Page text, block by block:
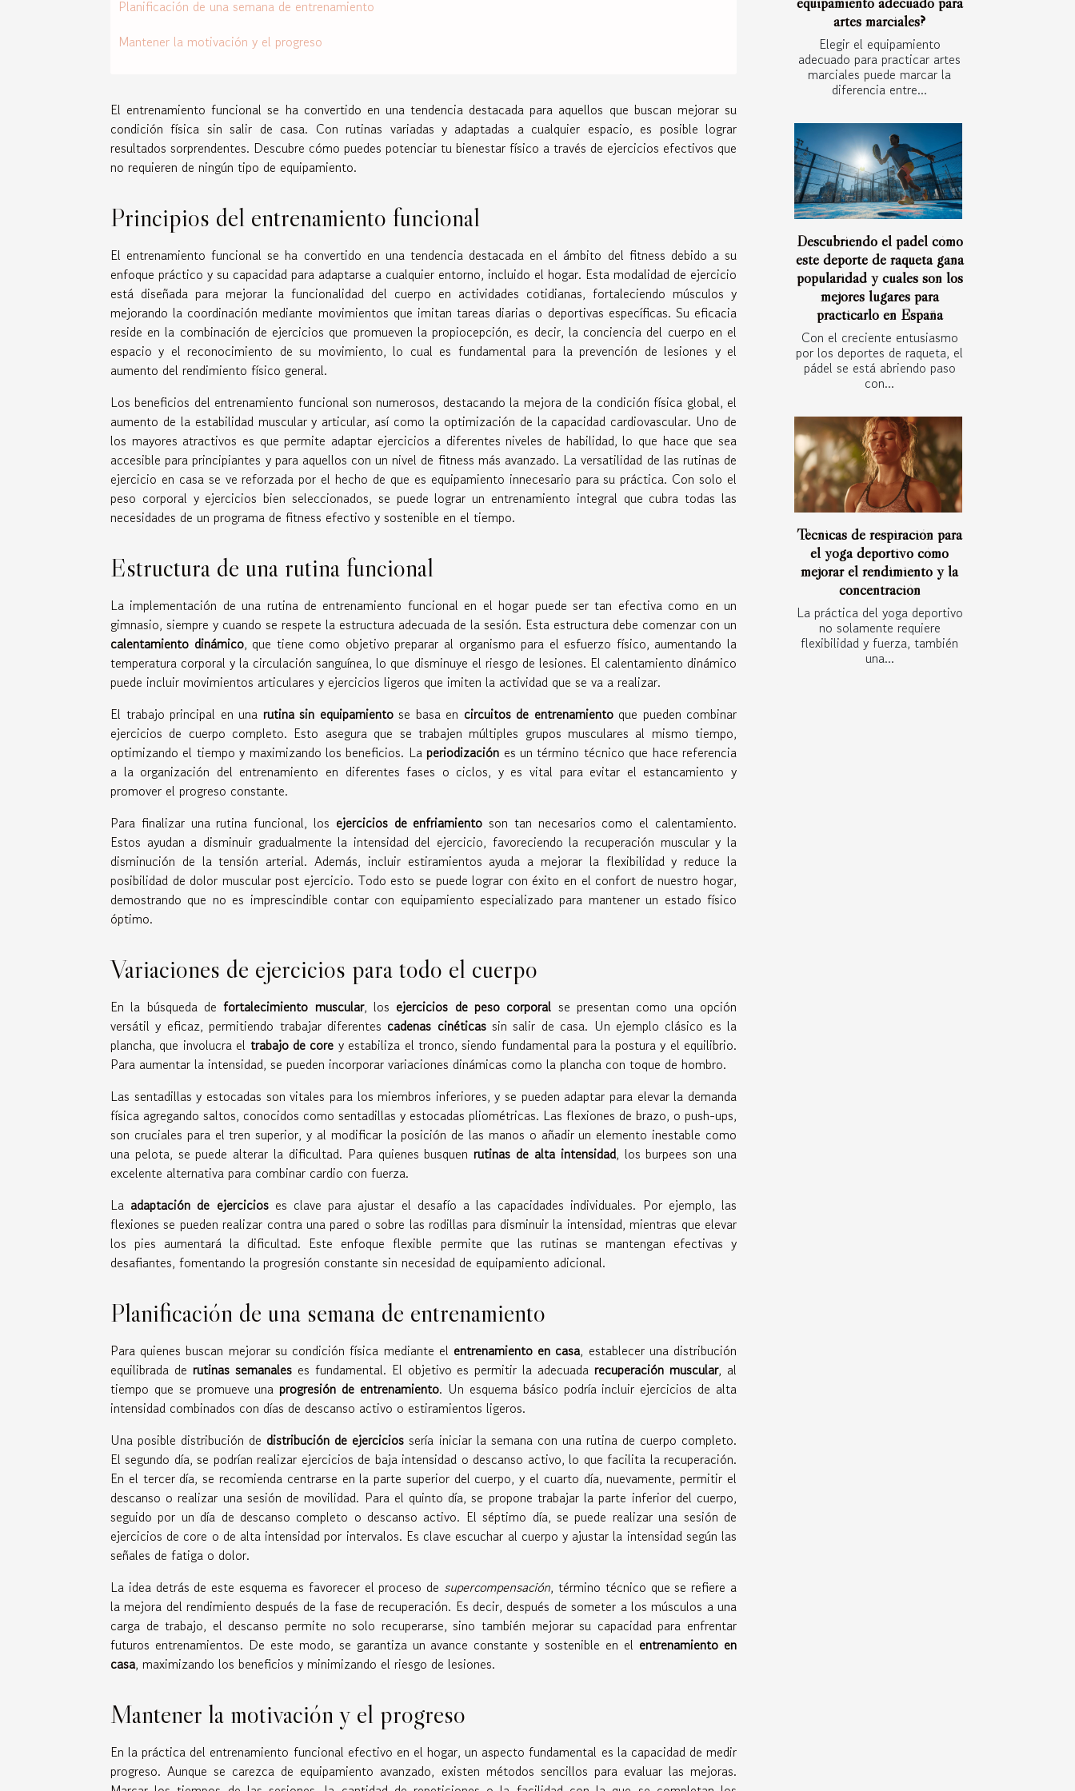
Planificación de una semana de entrenamiento
Mantener la motivación y el progreso
El entrenamiento funcional se ha convertido en una tendencia destacada para aquellos que buscan mejorar su
condición física sin salir de casa. Con rutinas variadas y adaptadas a cualquier espacio, es posible lograr
resultados sorprendentes. Descubre cómo puedes potenciar tu bienestar físico a través de ejercicios efectivos que
no requieren de ningún tipo de equipamiento.
Principios del entrenamiento funcional
El entrenamiento funcional se ha convertido en una tendencia destacada en el ámbito del fitness debido a su
enfoque práctico y su capacidad para adaptarse a cualquier entorno, incluido el hogar. Esta modalidad de ejercicio
está diseñada para mejorar la funcionalidad del cuerpo en actividades cotidianas, fortaleciendo músculos y
mejorando la coordinación mediante movimientos que imitan tareas diarias o deportivas específicas. Su eficacia
reside en la combinación de ejercicios que promueven la propiocepción, es decir, la conciencia del cuerpo en el
espacio y el reconocimiento de su movimiento, lo cual es fundamental para la prevención de lesiones y el
aumento del rendimiento físico general.
Los beneficios del entrenamiento funcional son numerosos, destacando la mejora de la condición física global, el
aumento de la estabilidad muscular y articular, así como la optimización de la capacidad cardiovascular. Uno de
los mayores atractivos es que permite adaptar ejercicios a diferentes niveles de habilidad, lo que hace que sea
accesible para principiantes y para aquellos con un nivel de fitness más avanzado. La versatilidad de las rutinas de
ejercicio en casa se ve reforzada por el hecho de que es equipamiento innecesario para su práctica. Con solo el
peso corporal y ejercicios bien seleccionados, se puede lograr un entrenamiento integral que cubra todas las
necesidades de un programa de fitness efectivo y sostenible en el tiempo.
Estructura de una rutina funcional
La implementación de una rutina de entrenamiento funcional en el hogar puede ser tan efectiva como en un
gimnasio, siempre y cuando se respete la estructura adecuada de la sesión. Esta estructura debe comenzar con un
calentamiento dinámico, que tiene como objetivo preparar al organismo para el esfuerzo físico, aumentando la
temperatura corporal y la circulación sanguínea, lo que disminuye el riesgo de lesiones. El calentamiento dinámico
puede incluir movimientos articulares y ejercicios ligeros que imiten la actividad que se va a realizar.
El trabajo principal en una rutina sin equipamientose basa en circuitos de entrenamientoque pueden combinar
ejercicios de cuerpo completo. Esto asegura que se trabajen múltiples grupos musculares al mismo tiempo,
optimizando el tiempo y maximizando los beneficios. La periodización es un término técnico que hace referencia
a la organización del entrenamiento en diferentes fases o ciclos, y es vital para evitar el estancamiento y
promover el progreso constante.
Para finalizar una rutina funcional, los ejercicios de enfriamiento son tan necesarios como el calentamiento.
Estos ayudan a disminuir gradualmente la intensidad del ejercicio, favoreciendo la recuperación muscular y la
disminución de la tensión arterial. Además, incluir estiramientos ayuda a mejorar la flexibilidad y reduce la
posibilidad de dolor muscular post ejercicio. Todo esto se puede lograr con éxito en el confort de nuestro hogar,
demostrando que no es imprescindible contar con equipamiento especializado para mantener un estado físico
óptimo.
Variaciones de ejercicios para todo el cuerpo
En la búsqueda defortalecimiento muscular, los ejercicios de peso corporal se presentan como una opción
versátil y eficaz, permitiendo trabajar diferentes cadenas cinéticassin salir de casa. Un ejemplo clásico es la
plancha, que involucra el trabajo de core y estabiliza el tronco, siendo fundamental para la postura y el equilibrio.
Para aumentar la intensidad, se pueden incorporar variaciones dinámicas como la plancha con toque de hombro.
Las sentadillas y estocadas son vitales para los miembros inferiores, y se pueden adaptar para elevar la demanda
física agregando saltos, conocidos como sentadillas y estocadas pliométricas. Las flexiones de brazo, o push-ups,
son cruciales para el tren superior, y al modificar la posición de las manos o añadir un elemento inestable como
una pelota, se puede alterar la dificultad. Para quienes busquen rutinas de alta intensidad, los burpees son una
excelente alternativa para combinar cardio con fuerza.
La adaptación de ejercicioses clave para ajustar el desafío a las capacidades individuales. Por ejemplo, las
flexiones se pueden realizar contra una pared o sobre las rodillas para disminuir la intensidad, mientras que elevar
los pies aumentará la dificultad. Este enfoque flexible permite que las rutinas se mantengan efectivas y
desafiantes, fomentando la progresión constante sin necesidad de equipamiento adicional.
Planificación de una semana de entrenamiento
Para quienes buscan mejorar su condición física mediante el entrenamiento en casa, establecer una distribución
equilibrada de rutinas semanaleses fundamental. El objetivo es permitir la adecuada recuperación muscular, al
tiempo que se promueve una progresión de entrenamiento. Un esquema básico podría incluir ejercicios de alta
intensidad combinados con días de descanso activo o estiramientos ligeros.
Una posible distribución de distribución de ejercicios sería iniciar la semana con una rutina de cuerpo completo.
El segundo día, se podrían realizar ejercicios de baja intensidad o descanso activo, lo que facilita la recuperación.
En el tercer día, se recomienda centrarse en la parte superior del cuerpo, y el cuarto día, nuevamente, permitir el
descanso o realizar una sesión de movilidad. Para el quinto día, se propone trabajar la parte inferior del cuerpo,
seguido por un día de descanso completo o descanso activo. El séptimo día, se puede realizar una sesión de
ejercicios de core o de alta intensidad por intervalos. Es clave escuchar al cuerpo y ajustar la intensidad según las
señales de fatiga o dolor.
La idea detrás de este esquema es favorecer el proceso de supercompensación, término técnico que se refiere a
la mejora del rendimiento después de la fase de recuperación. Es decir, después de someter a los músculos a una
carga de trabajo, el descanso permite no solo recuperarse, sino también mejorar su capacidad para enfrentar
futuros entrenamientos. De este modo, se garantiza un avance constante y sostenible en el entrenamiento en
casa, maximizando los beneficios y minimizando el riesgo de lesiones.
Mantener la motivación y el progreso
En la práctica del entrenamiento funcional efectivo en el hogar, un aspecto fundamental es la capacidad de medir
progreso. Aunque se carezca de equipamiento avanzado, existen métodos sencillos para evaluar las mejoras.
artes marciales?
Elegir el equipamiento
adecuado para practicar artes
marciales puede marcar la
diferencia entre...
Descubriendo el padel cómo
este deporte de raqueta gana
popularidad y cuáles son los
mejores lugares para
practicarlo en España
Con el creciente entusiasmo
por los deportes de raqueta, el
pádel se está abriendo paso
con...
Técnicas de respiración para
el yoga deportivo cómo
mejorar el rendimiento y la
concentración
La práctica del yoga deportivo
no solamente requiere
flexibilidad y fuerza, también
una...